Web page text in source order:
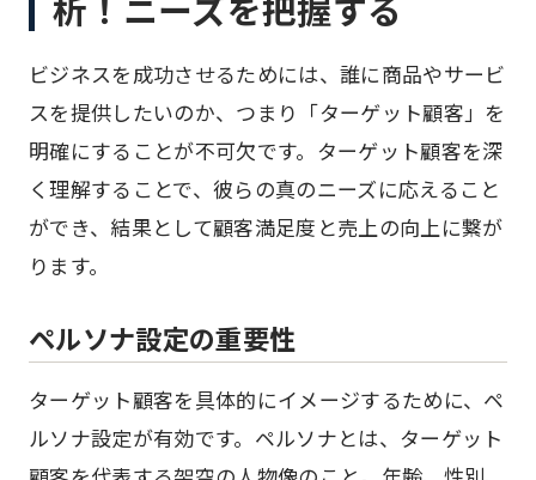
ビジネスを成功させるためには、誰に商品やサービ
スを提供したいのか、つまり「ターゲット顧客」を
明確にすることが不可欠です。ターゲット顧客を深
く理解することで、彼らの真のニーズに応えること
ができ、結果として顧客満足度と売上の向上に繋が
ります。
ペルソナ設定の重要性
ターゲット顧客を具体的にイメージするために、ペ
ルソナ設定が有効です。ペルソナとは、ターゲット